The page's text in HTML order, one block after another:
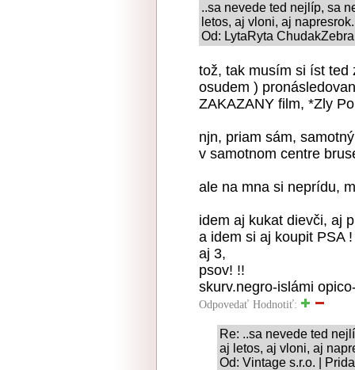
..sa nevede ted nejlíp, sa
letos, aj vloni, aj
Od: LytaRyta
tož, tak musím si íst ted
osudem )
ZAKAZANY film, *Zly
njn, priam sám,
v samotnom centre
ale na mna si neprídu,
idem aj kukat dievči, aj
a idem si aj koupit PSA
aj 3,
psov! !!
skurv.negro-islámi
Odpovedať Hodnotiť:
Re: ..sa nevede ted
aj letos, aj vloni, aj
Od: Vintage s.r.o. |